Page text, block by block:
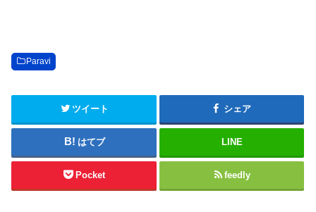
Paravi
ツイート シェア
はてブ LINE
Pocket feedly